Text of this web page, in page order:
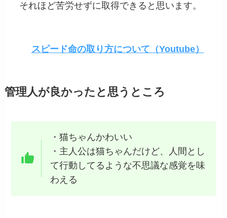
それほど苦労せずに取得できると思います。
スピード命の取り方について（Youtube）
管理人が良かったと思うところ
・猫ちゃんかわいい
・主人公は猫ちゃんだけど、人間とし
て行動してるような不思議な感覚を味
わえる